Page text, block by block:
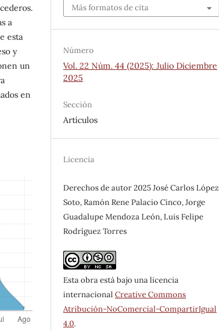
a
esta
y
un
en
Más formatos de cita
Número
Vol. 22 Núm. 44 (2025): Julio Diciembre
2025
Sección
Artículos
Licencia
Derechos de autor 2025 José Carlos López
Soto, Ramón Rene Palacio Cinco, Jorge
Guadalupe Mendoza León, Luis Felipe
Rodríguez Torres
Esta obra está bajo una licencia
internacionalCreative Commons
Atribución-NoComercial-CompartirIgual
4.0.